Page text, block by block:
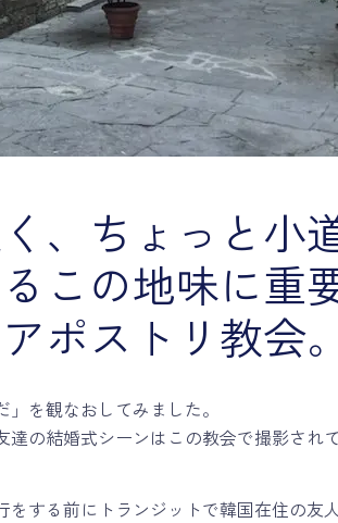
、ちょっと小
この地味に重
ポストリ教会
を観なおしてみました。
の結婚式シーンはこの教会で撮影され
をする前にトランジットで韓国在住の友